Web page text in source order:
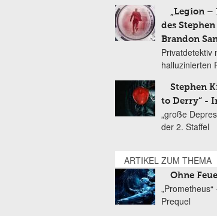
„Legion –
des Stephen
Brandon
Privatdetektiv
halluzinierten
Stephen
to Derry“ -
„große
der 2. Staffel
ARTIKEL ZUM THEMA
Ohne
Prequel